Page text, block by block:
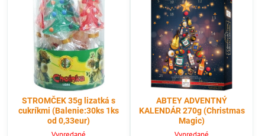
STROMČEK 35g lizatká s
cukríkmi (Balenie:30ks 1ks
od 0,33eur)
ABTEY ADVENTNÝ
KALENDÁR 270g (Christmas
Magic)